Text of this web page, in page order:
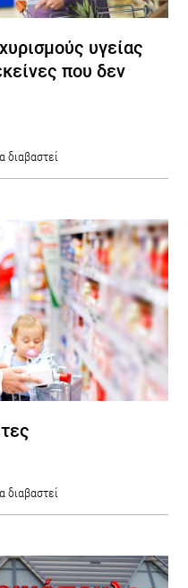
υγείας
που δεν
διαβαστεί
διαβαστεί